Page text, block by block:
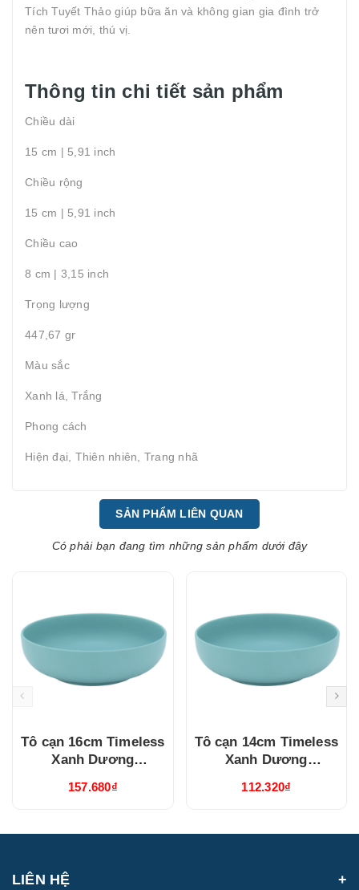
Tích Tuyết Thảo giúp bữa ăn và không gian gia đình trở
nên tươi mới, thú vị.
Thông tin chi tiết sản phẩm
Chiều dài
15 cm | 5,91 inch
Chiều rộng
15 cm | 5,91 inch
Chiều cao
8 cm | 3,15 inch
Trọng lượng
447,67 gr
Màu sắc
Xanh lá, Trắng
Phong cách
Hiện đại, Thiên nhiên, Trang nhã
SẢN PHẨM LIÊN QUAN
Có phải bạn đang tìm những sản phẩm dưới đây
Tô cạn 16cm Timeless
Xanh Dương
157.680₫
Tô cạn 14cm Timeless
Xanh Dương
112.320₫
LIÊN HỆ